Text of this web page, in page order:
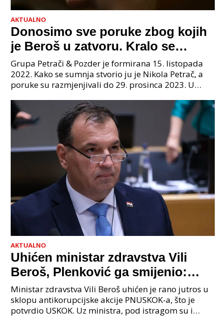
AKTUALNO
Donosimo sve poruke zbog kojih
je Beroš u zatvoru. Kralo se
godinama. Tko će iz vlade biti
sljedeći uhićen?
Grupa Petrači & Pozder je formirana 15. listopada
2022. Kako se sumnja stvorio ju je Nikola Petrač, a
poruke su razmjenjivali do 29. prosinca 2023. U
AKTUALNO
Uhićen ministar zdravstva Vili
Beroš, Plenković ga smijenio:
Istraga USKOK-a zbog korupcije
Ministar zdravstva Vili Beroš uhićen je rano jutros u
sklopu antikorupcijske akcije PNUSKOK-a, što je
potvrdio USKOK. Uz ministra, pod istragom su i